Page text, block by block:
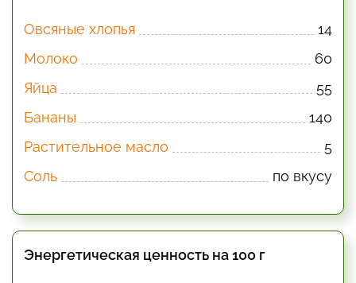
Овсяные хлопья
14
Молоко
60
Яйца
55
Бананы
140
Растительное масло
5
Соль
по вкусу
Энергетическая ценность на 100 г